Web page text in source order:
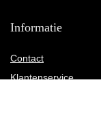
Informatie
Contact
Klantenservice